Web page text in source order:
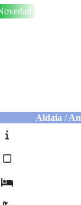
Aldaia / Ambulatorio